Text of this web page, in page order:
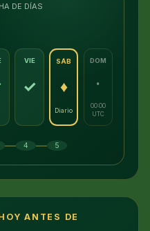
DE DÍAS
VIE
✓
SÁB
♦
Diario
DOM
·
00:00
UTC
— 4 — 5
ANTES DE